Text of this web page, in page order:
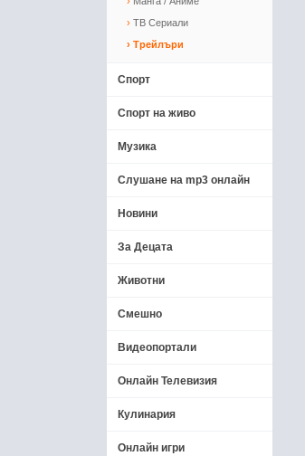
ТВ Сериали
Трейлъри
Спорт
Спорт на живо
Музика
Слушане на mp3 онлайн
Новини
За Децата
Животни
Смешно
Видеопортали
Онлайн Телевизия
Кулинария
Онлайн игри